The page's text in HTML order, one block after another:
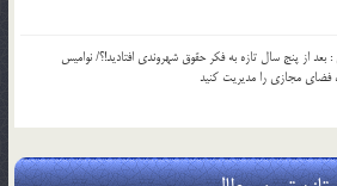
: بعد از پنج سال تازه به فکر حقوق شهروندی افتادید!؟/ نوامیس
فضای مجازی را مدیریت کنید